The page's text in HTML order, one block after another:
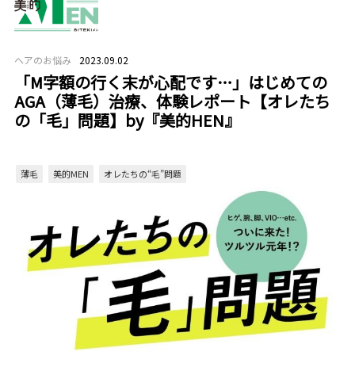
ヘアのお悩み 2023.09.02
「M字額の行く末が心配です…」はじめての
AGA（薄毛）治療、体験レポート【オレたち
の「毛」問題】by『美的HEN』
薄毛 美的MEN オレたちの“毛”問題